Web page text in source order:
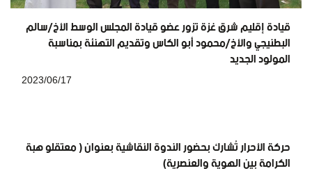
قيادة إقليم شرق غزة تزور عضو قيادة المجلس الوسط الأخ/سالم
البطنيجي والأخ/محمود أبو الكاس وتقديم التهنئة بمناسبة
المولود الجديد
حركة الأحرار تُشارك بحضور الندوة النقاشية بعنوان ( معتقلو هبة
الكرامة بين الهوية والعنصرية)